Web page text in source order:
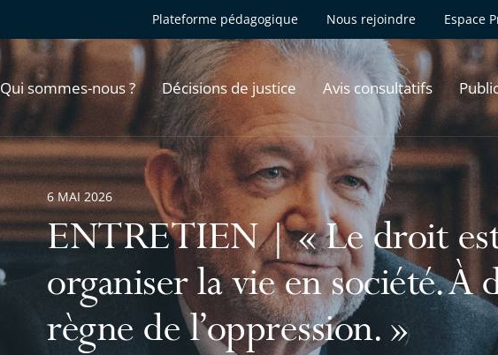
Plateforme pédagogique Nous rejoindre Espace
Qui sommes-nous ? Décisions de justice Avis consultatifs
ENTRETIEN | « Le droit
organiser la vie en société. À
règne de l’oppression. »
6 MAI 2026